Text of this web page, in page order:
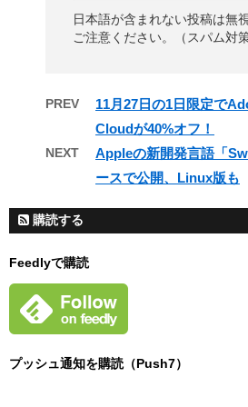
日本語が含まれない投稿は無
ご注意ください。（スパム対策
PREV
11月27日の1日限定で
Cloudが40%オフ！
NEXT
Appleの新開発言語「
ースで公開、Linux版も
購読する
Feedlyで購読
プッシュ通知を購読（Push7）